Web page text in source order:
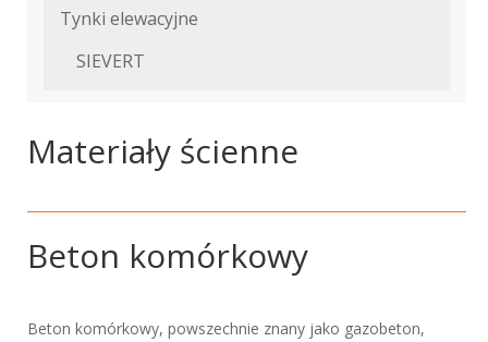
Tynki elewacyjne
SIEVERT
Materiały ścienne
Beton komórkowy
Beton komórkowy, powszechnie znany jako gazobeton,